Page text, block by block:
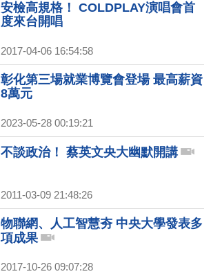
安檢高規格！ COLDPLAY演唱會首
度來台開唱
2017-04-06 16:54:58
彰化第三場就業博覽會登場 最高薪資
8萬元
2023-05-28 00:19:21
不談政治！ 蔡英文央大幽默開講
2011-03-09 21:48:26
物聯網、人工智慧夯 中央大學發表多
項成果
2017-10-26 09:07:28